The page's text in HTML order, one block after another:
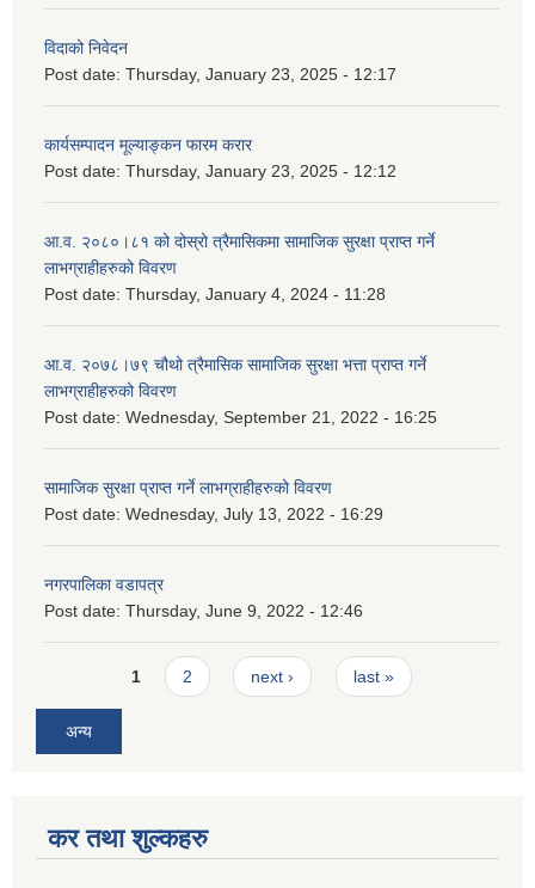
विदाको निवेदन
Post date: Thursday, January 23, 2025 - 12:17
कार्यसम्पादन मूल्याङ्कन फारम करार
Post date: Thursday, January 23, 2025 - 12:12
आ.व. २०८०।८१ को दोस्रो त्रैमासिकमा सामाजिक सुरक्षा प्राप्त गर्ने
लाभग्राहीहरुको विवरण
Post date: Thursday, January 4, 2024 - 11:28
आ.व. २०७८।७९ चौथो त्रैमासिक सामाजिक सुरक्षा भत्ता प्राप्त गर्ने
लाभग्राहीहरुको विवरण
Post date: Wednesday, September 21, 2022 - 16:25
सामाजिक सुरक्षा प्राप्त गर्ने लाभग्राहीहरुको विवरण
Post date: Wednesday, July 13, 2022 - 16:29
नगरपालिका वडापत्र
Post date: Thursday, June 9, 2022 - 12:46
Pages1 2 next › last »
अन्य
कर तथा शुल्कहरु